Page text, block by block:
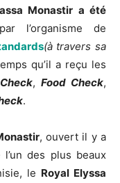
Monastir a été
par l’organisme de
(à travers sa
qu’il a reçu les
, Food Check,
.
, ouvert il y a
des plus beaux
le Royal Elyssa